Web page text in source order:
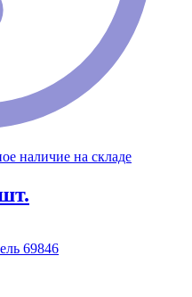
наличие на складе
69846